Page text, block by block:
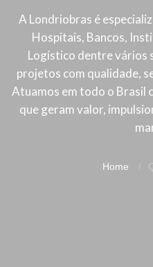
A Londriobras é
Hospitais, Bancos,
Logístico dentre vários
projetos com qualidade,
Atuamos em todo o Brasil
que geram valor,
Home